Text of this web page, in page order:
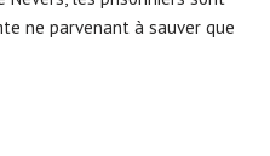
ne parvenant à sauver que